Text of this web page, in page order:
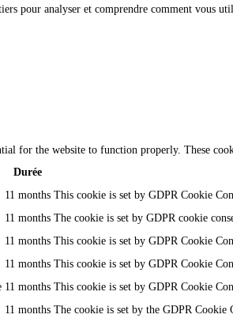
pour analyser et comprendre comment vous
for the website to function properly. These
Durée
11 months This cookie is set by GDPR Cookie
11 months The cookie is set by GDPR cookie
11 months This cookie is set by GDPR Cookie
11 months This cookie is set by GDPR Cookie
11 months This cookie is set by GDPR Cookie
11 months The cookie is set by the GDPR Cookie